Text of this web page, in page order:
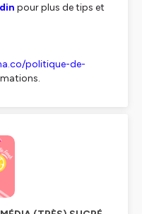
pour plus de tips et
politique-de-